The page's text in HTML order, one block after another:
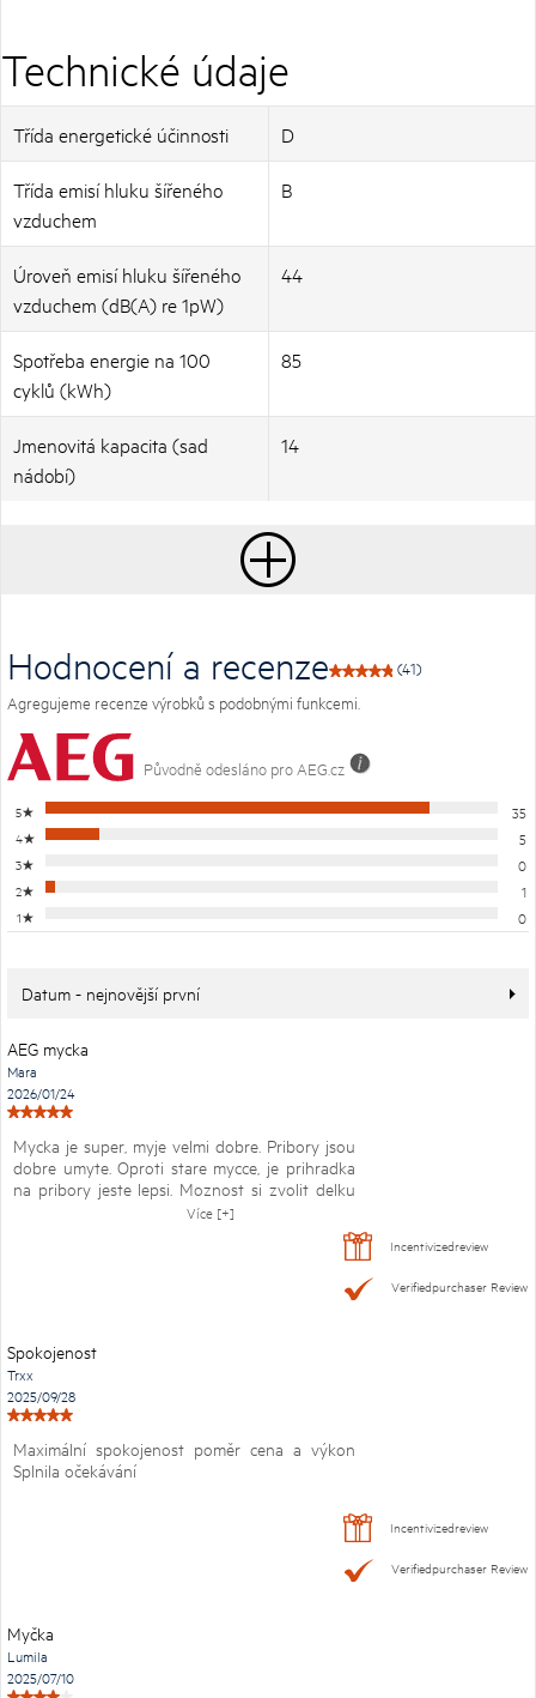
Technické údaje
Třída energetické účinnosti D
Třída emisí hluku šířeného
vzduchem
B
Úroveň emisí hluku šířeného
vzduchem (dB(A) re 1pW)
44
Spotřeba energie na 100
cyklů (kWh)
85
Jmenovitá kapacita (sad
nádobí)
14
Hodnocení a recenze
(41)
Agregujeme recenze výrobků s podobnými funkcemi.
Původně odesláno pro AEG.cz
5★ 35
4★ 5
3★ 0
2★ 1
1★ 0
Datum - nejnovější první
AEG mycka
Mara
2026/01/24
Mycka je super, myje velmi dobre. Pribory jsou
dobre umyte. Oproti stare mycce, je prihradka
na pribory jeste lepsi. Moznost si zvolit delku
myciho programu. Po domyti se otevrou dvere,
takze dosuseni je rychlejsi. Odlozeny start.
Více [+]
Incentivizedreview
Verifiedpurchaser Review
Spokojenost
Trxx
2025/09/28
Maximální spokojenost poměr cena a výkon
Splnila očekávání
Incentivizedreview
Verifiedpurchaser Review
Myčka
Lumila
2025/07/10